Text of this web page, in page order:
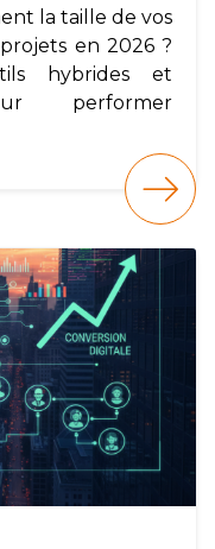
la taille de vos
en 2026 ?
hybrides et
performer